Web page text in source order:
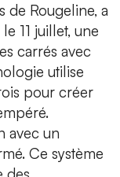
de Rougeline, a
11 juillet, une
carrés avec
utilise
pour créer
avec un
Ce système